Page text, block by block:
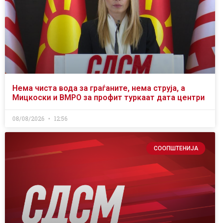
Нема чиста вода за граѓаните, нема струја, а
Мицкоски и ВМРО за профит туркаат дата центри
08/08/2026 12:56
СООПШТЕНИЈА